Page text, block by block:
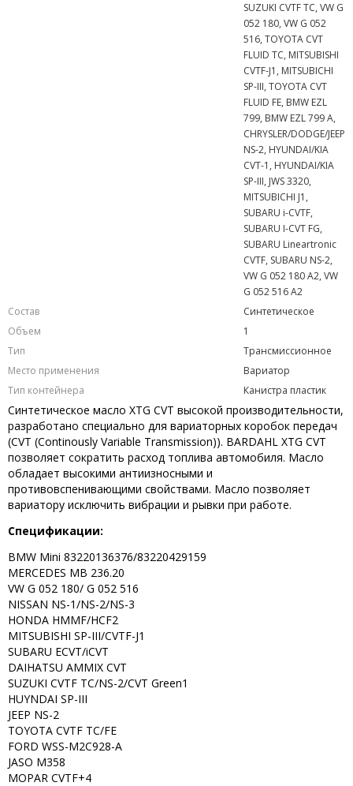
SUZUKI CVTF TC, VW G
052 180, VW G 052
516, TOYOTA CVT
FLUID TC, MITSUBISHI
CVTF-J1, MITSUBICHI
SP-III, TOYOTA CVT
FLUID FE, BMW EZL
799, BMW EZL 799 A,
CHRYSLER/DODGE/JEEP
NS-2, HYUNDAI/KIA
CVT-1, HYUNDAI/KIA
SP-III, JWS 3320,
MITSUBICHI J1,
SUBARU i-CVTF,
SUBARU I-CVT FG,
SUBARU Lineartronic
CVTF, SUBARU NS-2,
VW G 052 180 A2, VW
G 052 516 A2
Состав
Синтетическое
Объем
1
Тип
Трансмиссионное
Место применения
Вариатор
Тип контейнера
Канистра пластик
Синтетическое масло XTG CVT высокой производительности,
разработано специально для вариаторных коробок передач
(CVT (Continously Variable Transmission)). BARDAHL XTG CVT
позволяет сократить расход топлива автомобиля. Масло
обладает высокими антиизносными и
противовспенивающими свойствами. Масло позволяет
вариатору исключить вибрации и рывки при работе.
Спецификации:
BMW Mini 83220136376/83220429159
MERCEDES MB 236.20
VW G 052 180/ G 052 516
NISSAN NS-1/NS-2/NS-3
HONDA HMMF/HCF2
MITSUBISHI SP-III/CVTF-J1
SUBARU ECVT/iCVT
DAIHATSU AMMIX CVT
SUZUKI CVTF TC/NS-2/CVT Green1
HUYNDAI SP-III
JEEP NS-2
TOYOTA CVTF TC/FE
FORD WSS-M2C928-A
JASO M358
MOPAR CVTF+4